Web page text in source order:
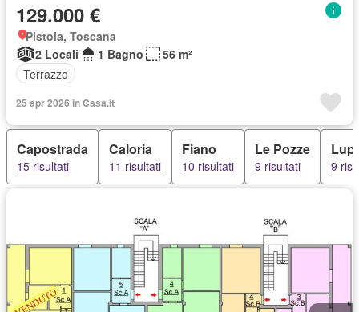
129.000 €
Pistoia, Toscana
2 Locali
1 Bagno
56 m²
Terrazzo
25 apr 2026 in Casa.it
Capostrada
15 risultati
Caloria
11 risultati
Fiano
10 risultati
Le Pozze
9 risultati 9